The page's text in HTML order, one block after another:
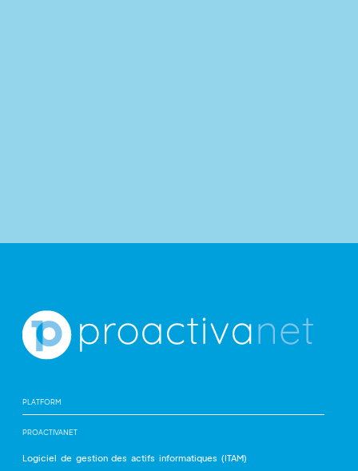
PLATFORM
PROACTIVANET
Logiciel de gestion des actifs informatiques (ITAM)